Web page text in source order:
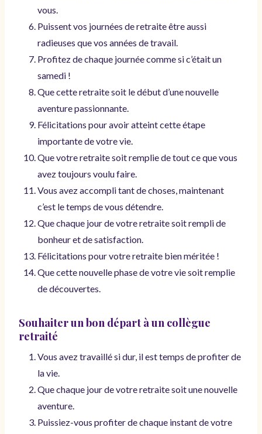
vous.
Puissent vos journées de retraite être aussi
radieuses que vos années de travail.
Profitez de chaque journée comme si c’était un
samedi !
Que cette retraite soit le début d’une nouvelle
aventure passionnante.
Félicitations pour avoir atteint cette étape
importante de votre vie.
Que votre retraite soit remplie de tout ce que vous
avez toujours voulu faire.
Vous avez accompli tant de choses, maintenant
c’est le temps de vous détendre.
Que chaque jour de votre retraite soit rempli de
bonheur et de satisfaction.
Félicitations pour votre retraite bien méritée !
Que cette nouvelle phase de votre vie soit remplie
de découvertes.
Souhaiter un bon départ à un collègue
retraité
Vous avez travaillé si dur, il est temps de profiter de
la vie.
Que chaque jour de votre retraite soit une nouvelle
aventure.
Puissiez-vous profiter de chaque instant de votre